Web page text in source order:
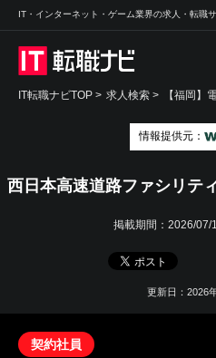
IT・インターネット・ゲーム業界の求人・転職
IT転職ナビTOP > 求人検索 > 【福岡】
情報提供元：
西日本高速道路ファシリテ
掲載期間： 2026/07/
更新日：2026
契約社員